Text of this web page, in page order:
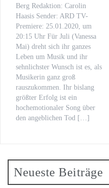
„Fritzie – Der
Berg Redaktion: Carolin
Haasis Sender: ARD TV-
Premiere: 25.01.2020, um
20:15 Uhr Für Juli (Vanessa
Mai) dreht sich ihr ganzes
Leben um Musik und ihr
sehnlichster Wunsch ist es, als
Musikerin ganz groß
rauszukommen. Ihr bislang
größter Erfolg ist ein
hochemotionaler Song über
den angeblichen Tod […]
Neueste Beiträge